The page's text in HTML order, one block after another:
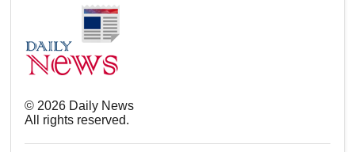
© 2026 Daily News
All rights reserved.